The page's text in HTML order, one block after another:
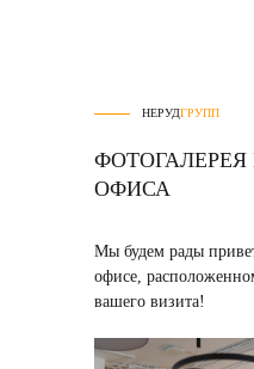
НЕРУДГРУПП
ОФИСА
Мы будем рады
офисе,
вашего визита!